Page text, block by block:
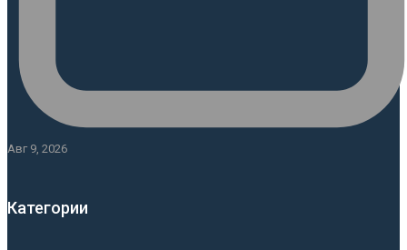
Авг 9, 2026
Категории